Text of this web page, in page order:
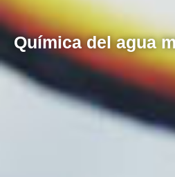
Química del agua